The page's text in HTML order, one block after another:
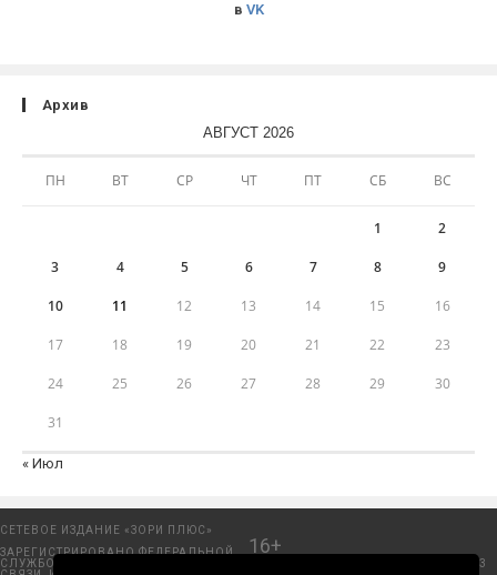
в VK
Архив
АВГУСТ 2026
ПН ВТ СР ЧТ ПТ СБ ВС
1 2
3 4 5 6 7 8 9
10 11 12 13 14 15 16
17 18 19 20 21 22 23
24 25 26 27 28 29 30
31
« Июл
СЕТЕВОЕ ИЗДАНИЕ «ЗОРИ ПЛЮС»
ЗАРЕГИСТРИРОВАНО ФЕДЕРАЛЬНОЙ
СЛУЖБОЙ ПО НАДЗОРУ В СФЕРЕ
16+
Добрянский городской портал. © 2006 - 2023